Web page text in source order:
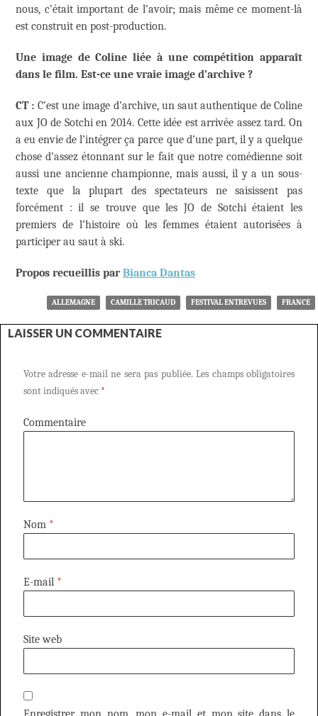
nous, c’était important de l’avoir; mais même ce moment-là
est construit en post-production.
Une image de Coline liée à une compétition apparaît
dans le film. Est-ce une vraie image d’archive ?
CT : C’est une image d’archive, un saut authentique de Coline
aux JO de Sotchi en 2014. Cette idée est arrivée assez tard. On
a eu envie de l’intégrer ça parce que d’une part, il y a quelque
chose d’assez étonnant sur le fait que notre comédienne soit
aussi une ancienne championne, mais aussi, il y a un sous-
texte que la plupart des spectateurs ne saisissent pas
forcément : il se trouve que les JO de Sotchi étaient les
premiers de l’histoire où les femmes étaient autorisées à
participer au saut à ski.
Propos recueillis parBianca Dantas
ALLEMAGNE CAMILLE TRICAUD FESTIVAL ENTREVUES FRANCE
LAISSER UN COMMENTAIRE
Votre adresse e-mail ne sera pas publiée. Les champs obligatoires
sont indiqués avec *
Commentaire
Nom *
E-mail *
Site web